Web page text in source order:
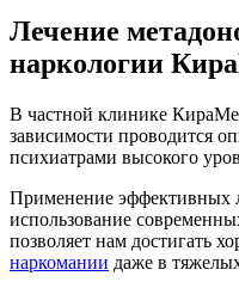
Лечение
наркологии
В частной клинике
зависимости проводится
психиатрами высокого
Применение эффективных
использование
позволяет нам достигать
наркомании даже в